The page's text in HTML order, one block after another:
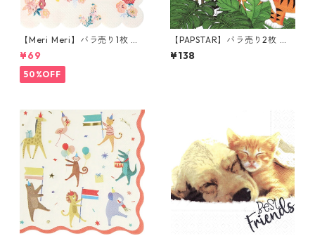
【Meri Meri】バラ売り1枚 カ
クテルサイズ ペーパーナプキ
ン English Garden ホワイトx
ピンクxイエロー
¥69
50%OFF
【PAPSTAR】バラ売り2枚 ラ
ンチサイズ ペーパーナプキン
Jungle ホワイト
¥138